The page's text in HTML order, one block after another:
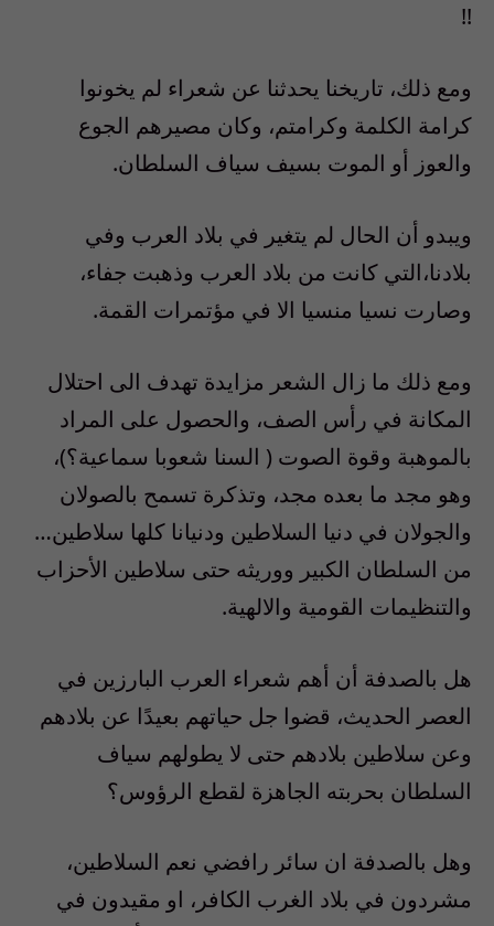
!!
ومع ذلك، تاريخنا يحدثنا عن شعراء لم يخونوا
كرامة الكلمة وكرامتم، وكان مصيرهم الجوع
والعوز أو الموت بسيف سياف السلطان.
ويبدو أن الحال لم يتغير في بلاد العرب وفي
بلادنا،التي كانت من بلاد العرب وذهبت جفاء،
وصارت نسيا منسيا الا في مؤتمرات القمة.
ومع ذلك ما زال الشعر مزايدة تهدف الى احتلال
المكانة في رأس الصف، والحصول على المراد
بالموهبة وقوة الصوت ( السنا شعوبا سماعية؟)،
وهو مجد ما بعده مجد، وتذكرة تسمح بالصولان
والجولان في دنيا السلاطين ودنيانا كلها سلاطين…
من السلطان الكبير ووريثه حتى سلاطين الأحزاب
والتنظيمات القومية والالهية.
هل بالصدفة أن أهم شعراء العرب البارزين في
العصر الحديث، قضوا جل حياتهم بعيدًا عن بلادهم
وعن سلاطين بلادهم حتى لا يطولهم سياف
السلطان بحربته الجاهزة لقطع الرؤوس؟
وهل بالصدفة ان سائر رافضي نعم السلاطين،
مشردون في بلاد الغرب الكافر، او مقيدون في